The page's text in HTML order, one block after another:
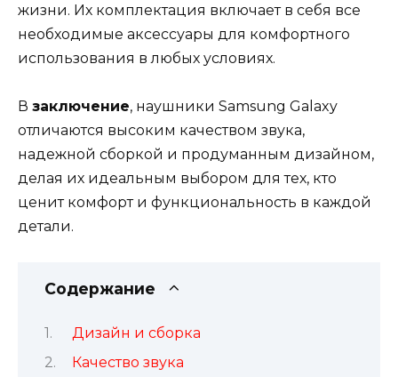
жизни. Их комплектация включает в себя все
необходимые аксессуары для комфортного
использования в любых условиях.
В заключение, наушники Samsung Galaxy
отличаются высоким качеством звука,
надежной сборкой и продуманным дизайном,
делая их идеальным выбором для тех, кто
ценит комфорт и функциональность в каждой
детали.
Содержание
Дизайн и сборка
Качество звука